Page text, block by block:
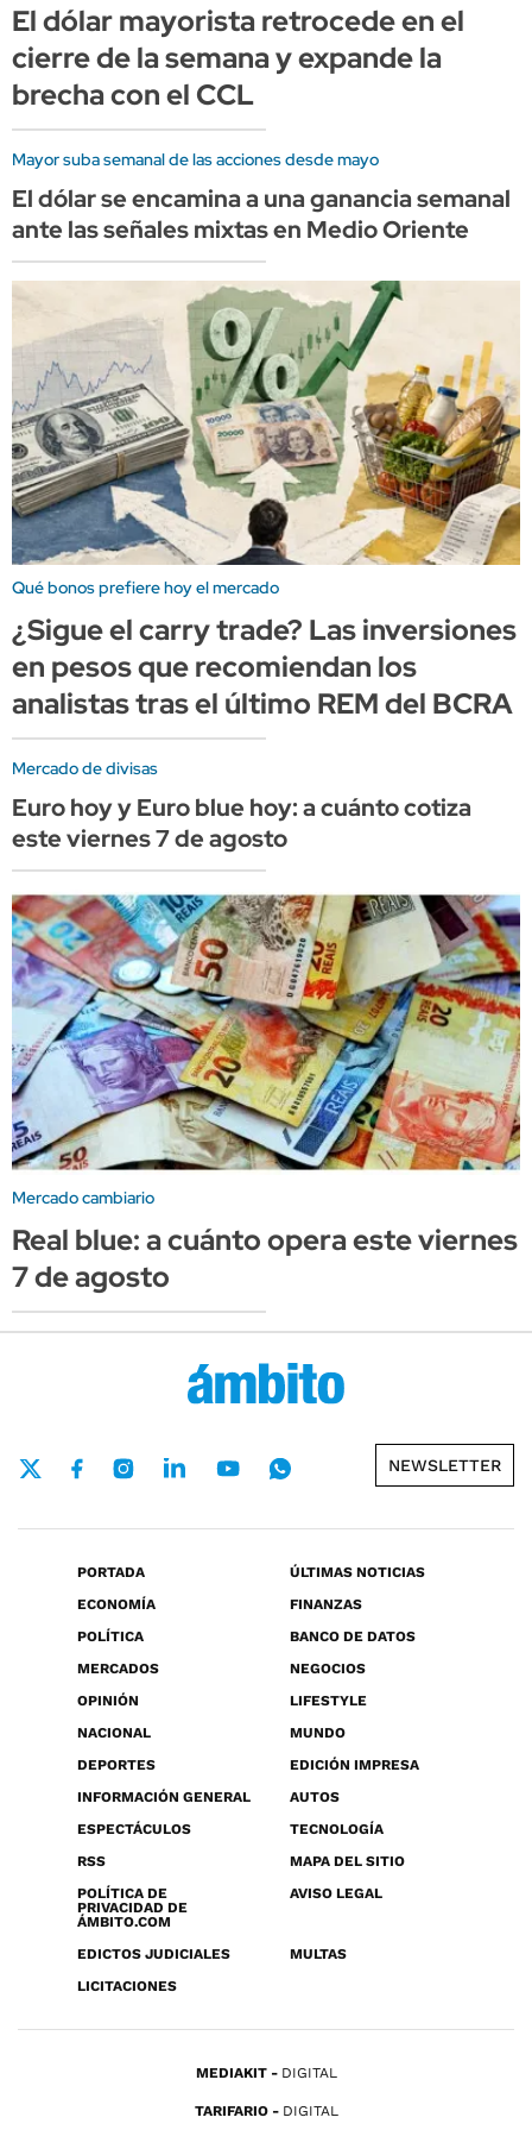
El dólar mayorista retrocede en el
cierre de la semana y expande la
brecha con el CCL
Mayor suba semanal de las acciones desde mayo
El dólar se encamina a una ganancia semanal
ante las señales mixtas en Medio Oriente
Qué bonos prefiere hoy el mercado
¿Sigue el carry trade? Las inversiones
en pesos que recomiendan los
analistas tras el último REM del BCRA
Mercado de divisas
Euro hoy y Euro blue hoy: a cuánto cotiza
este viernes 7 de agosto
Mercado cambiario
Real blue: a cuánto opera este viernes
7 de agosto
NEWSLETTER
PORTADA
ÚLTIMAS NOTICIAS
ECONOMÍA
FINANZAS
POLÍTICA
BANCO DE DATOS
MERCADOS
NEGOCIOS
OPINIÓN
LIFESTYLE
NACIONAL
MUNDO
DEPORTES
EDICIÓN IMPRESA
INFORMACIÓN GENERAL
AUTOS
ESPECTÁCULOS
TECNOLOGÍA
RSS
MAPA DEL SITIO
POLÍTICA DE
PRIVACIDAD DE
ÁMBITO.COM
AVISO LEGAL
EDICTOS JUDICIALES
MULTAS
LICITACIONES
MEDIAKIT DIGITAL
TARIFARIO DIGITAL